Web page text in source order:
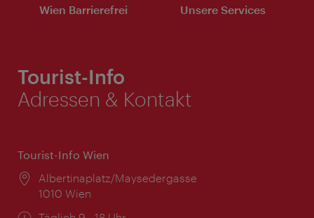
Wien Barrierefrei Unsere Services
Tourist-Info
Adressen & Kontakt
Tourist-Info Wien
Ort:
Albertinaplatz/Maysedergasse
1010 Wien